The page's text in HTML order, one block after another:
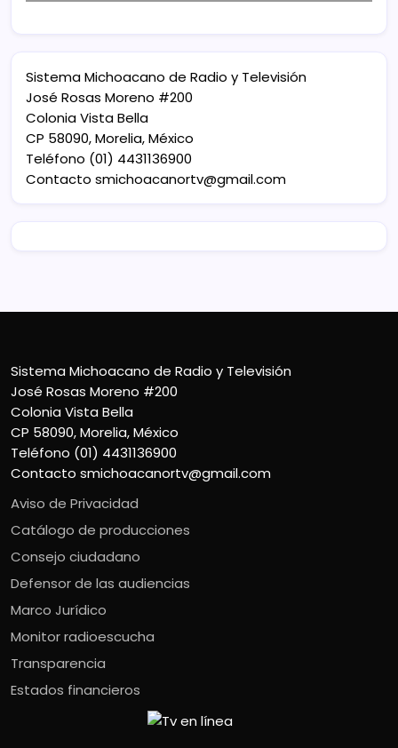
Sistema Michoacano de Radio y Televisión
José Rosas Moreno #200
Colonia Vista Bella
CP 58090, Morelia, México
Teléfono (01) 4431136900
Contacto smichoacanortv@gmail.com
Sistema Michoacano de Radio y Televisión
José Rosas Moreno #200
Colonia Vista Bella
CP 58090, Morelia, México
Teléfono (01) 4431136900
Contacto smichoacanortv@gmail.com
Aviso de Privacidad
Catálogo de producciones
Consejo ciudadano
Defensor de las audiencias
Marco Jurídico
Monitor radioescucha
Transparencia
Estados financieros